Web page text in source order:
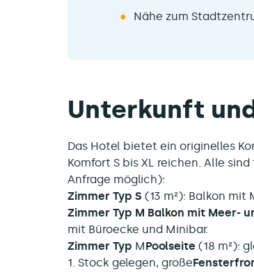
Nähe zum
Unterkunft
Das Hotel bietet ein originelles
Komfort S bis XL reichen. Alle
Anfrage möglich):
Zimmer Typ S (13 m²): Balkon mit
Zimmer Typ M Balkon mit Meer-
mit Büroecke und Minibar.
Zimmer Typ MPoolseite (18 m²):
1. Stock gelegen, große